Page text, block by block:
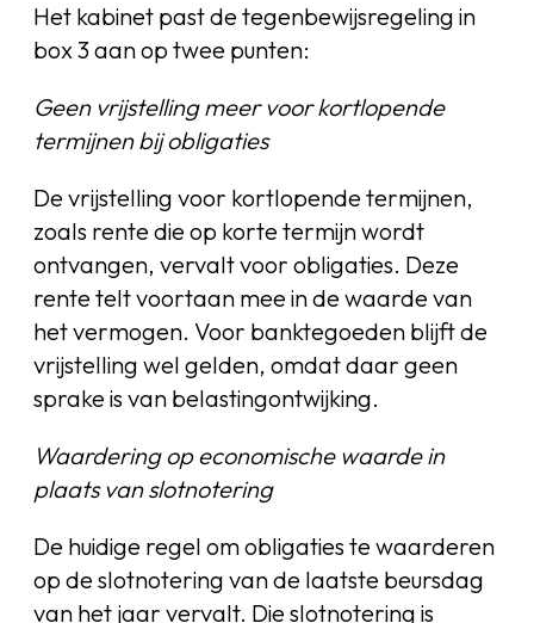
Het kabinet past de tegenbewijsregeling in
box 3 aan op twee punten:
Geen vrijstelling meer voor kortlopende
termijnen bij obligaties
De vrijstelling voor kortlopende termijnen,
zoals rente die op korte termijn wordt
ontvangen, vervalt voor obligaties. Deze
rente telt voortaan mee in de waarde van
het vermogen. Voor banktegoeden blijft de
vrijstelling wel gelden, omdat daar geen
sprake is van belastingontwijking.
Waardering op economische waarde in
plaats van slotnotering
De huidige regel om obligaties te waarderen
op de slotnotering van de laatste beursdag
van het jaar vervalt. Die slotnotering is